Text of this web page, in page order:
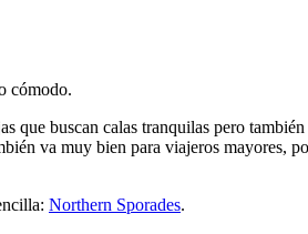
cómodo.
que buscan calas tranquilas pero
va muy bien para viajeros mayores,
Northern Sporades.